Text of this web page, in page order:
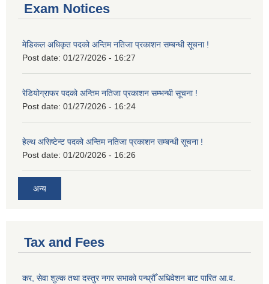
Exam Notices
मेडिकल अधिकृत पदको अन्तिम नतिजा प्रकाशन सम्बन्धी सूचना !
Post date: 01/27/2026 - 16:27
रेडियोग्राफर पदको अन्तिम नतिजा प्रकाशन सम्भन्धी सूचना !
Post date: 01/27/2026 - 16:24
हेल्थ असिष्टेन्ट पदको अन्तिम नतिजा प्रकाशन सम्बन्धी सूचना !
Post date: 01/20/2026 - 16:26
अन्य
Tax and Fees
कर, सेवा शुल्क तथा दस्तुर नगर सभाको पन्ध्रौँ अधिवेशन बाट पारित आ.व.